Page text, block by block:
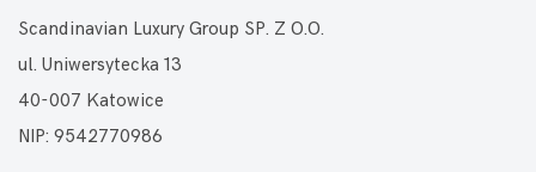
Scandinavian Luxury Group SP. Z O.O.
ul. Uniwersytecka 13
40-007 Katowice
NIP: 9542770986